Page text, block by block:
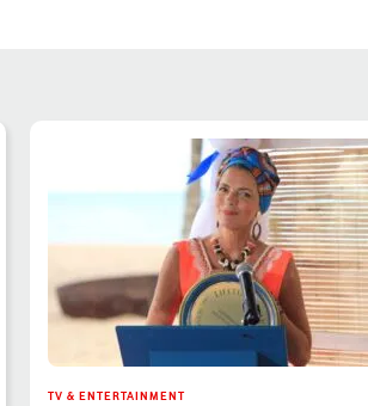
TV & ENTERTAINMENT